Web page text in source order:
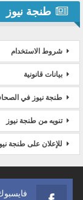
طنجة نيوز
شروط الاستخدام
بيانات قانونية
طنجة نيوز في
تنويه من طنجة نيوز
للإعلان على طنجة